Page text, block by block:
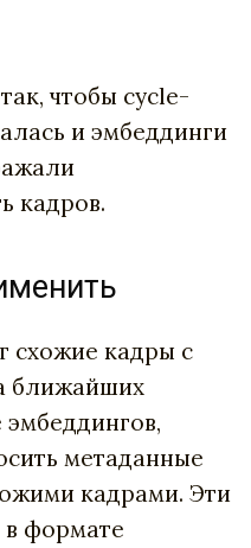
чтобы cycle-
и эмбеддинги
кадров.
схожие кадры с
ближайших
эмбеддингов,
метаданные
кадрами. Эти
в формате